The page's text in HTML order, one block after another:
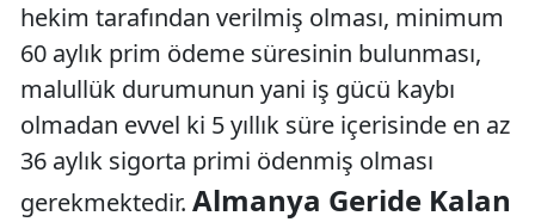
hekim tarafından verilmiş olması, minimum
60 aylık prim ödeme süresinin bulunması,
malullük durumunun yani iş gücü kaybı
olmadan evvel ki 5 yıllık süre içerisinde en az
36 aylık sigorta primi ödenmiş olması
gerekmektedir. Almanya Geride Kalan